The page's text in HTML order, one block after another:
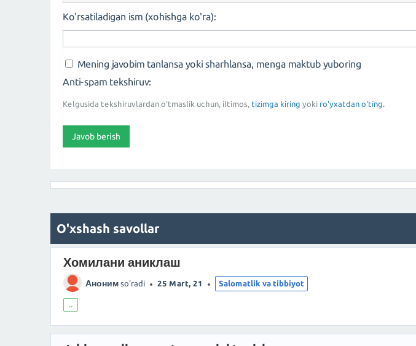
Ko'rsatiladigan ism (xohishga ko'ra):
Mening javobim tanlansa yoki sharhlansa, menga maktub yuboring
Anti-spam tekshiruv:
Kelgusida tekshiruvlardan o'tmaslik uchun, iltimos, tizimga kiring yoki ro'yxatdan o'ting.
O'xshash savollar
Хомилани аниклаш
Аноним so'radi 25 Mart, 21 Salomatlik va tibbiyot
..